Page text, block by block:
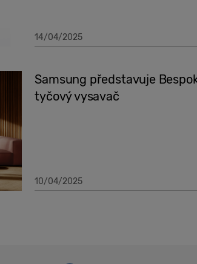
14/04/2025
Samsung představuje
tyčový vysavač
10/04/2025